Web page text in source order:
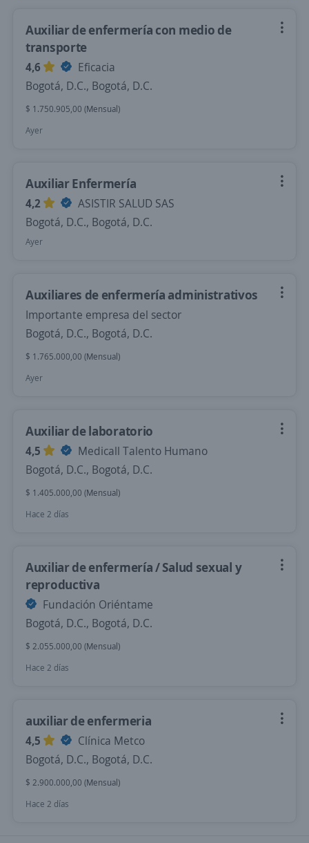
Auxiliar de enfermería con medio de
transporte
4,6
Eficacia
Bogotá, D.C., Bogotá, D.C.
$ 1.750.905,00 (Mensual)
Ayer
Auxiliar Enfermería
4,2
ASISTIR SALUD SAS
Bogotá, D.C., Bogotá, D.C.
Ayer
Auxiliares de enfermería administrativos
Importante empresa del sector
Bogotá, D.C., Bogotá, D.C.
$ 1.765.000,00 (Mensual)
Ayer
Auxiliar de laboratorio
4,5
Medicall Talento Humano
Bogotá, D.C., Bogotá, D.C.
$ 1.405.000,00 (Mensual)
Hace 2 días
Auxiliar de enfermería / Salud sexual y
reproductiva
Fundación Oriéntame
Bogotá, D.C., Bogotá, D.C.
$ 2.055.000,00 (Mensual)
Hace 2 días
auxiliar de enfermeria
4,5
Clínica Metco
Bogotá, D.C., Bogotá, D.C.
$ 2.900.000,00 (Mensual)
Hace 2 días